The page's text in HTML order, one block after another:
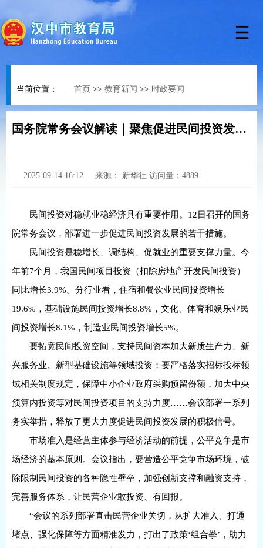
当前位置： 首页 >> 教育新闻 >> 时政要闻
国务院常务会议解读｜聚焦促进民间投资发展 国务院作出重要部署
2025-09-14 16:12 来源： 新华社 访问量： 4889
民间投资对稳就业稳经济具有重要作用。12日召开的国务
院常务会议，部署进一步促进民间投资发展的若干措施。
民间投资是稳增长、调结构、促就业的重要支撑力量。今
年前7个月，我国民间项目投资（扣除房地产开发民间投资）
同比增长3.9%。分行业看，住宿和餐饮业民间投资增长
19.6%，基础设施民间投资增长8.8%，文化、体育和娱乐业民
间投资增长8.1%，制造业民间投资增长5%。
要拓宽民间投资空间，支持民间资本加大新质生产力、新
兴服务业、新型基础设施等领域投资；要严格落实招标投标领
域相关制度规定，保障中小企业政府采购预留份额，加大中央
预算内投资等对民间投资项目的支持力度……会议部署一系列
务实举措，释放了更大力度促进民间投资发展的积极信号。
市场准入是经营主体参与经济活动的前提，公平竞争是市
场经济的基本原则。会议指出，要营造公平竞争市场环境，破
除限制民间投资的各种隐性壁垒，加强创新支撑和融资支持，
完善服务体系，让民营企业敢投资、有回报。
“会议的系列部署直击民营企业关切，从扩大准入、打通
堵点、强化保障等方面精准发力，打出了政策‘组合拳’，助力